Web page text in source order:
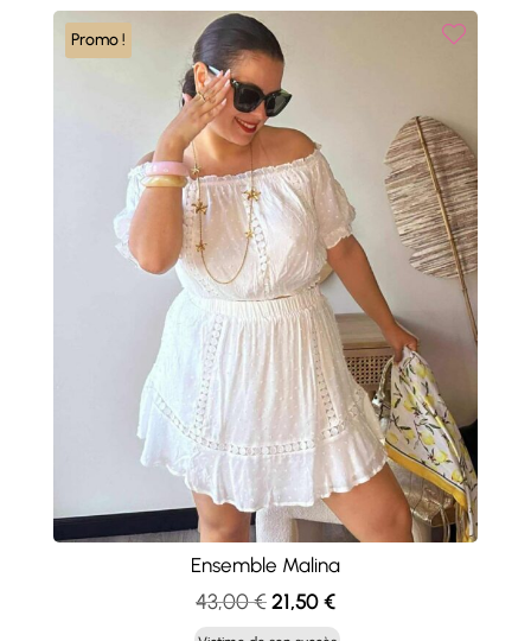
Promo !
Ensemble Malina
43,00€Le
prix
21,50€Le
prix